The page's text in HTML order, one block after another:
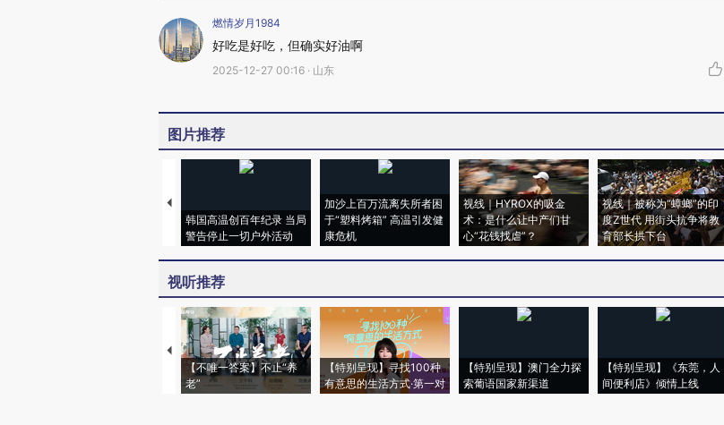
燃情岁月1984
好吃是好吃，但确实好油啊
2025-12-27 00:16 · 山东
图片推荐
韩国高温创百年纪录 当局
警告停止一切户外活动
加沙上百万流离失所者困
于“塑料烤箱” 高温引发健
康危机
视线｜HYROX的吸金
术：是什么让中产们甘
心“花钱找虐”？
视线｜被称为“蟑螂”的印
度Z世代 用街头抗争将教
育部长拱下台
视听推荐
【不唯一答案】不止“养
老”
【特别呈现】寻找100种
有意思的生活方式·第一对
【特别呈现】澳门全力探
索葡语国家新渠道
【特别呈现】《东莞，人
间便利店》倾情上线